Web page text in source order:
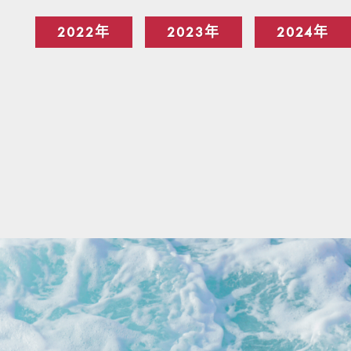
2022年 2023年 2024年